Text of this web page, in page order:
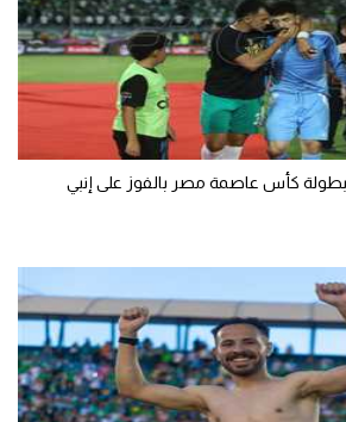
كأس عاصمة مصر بالفوز على إنبي